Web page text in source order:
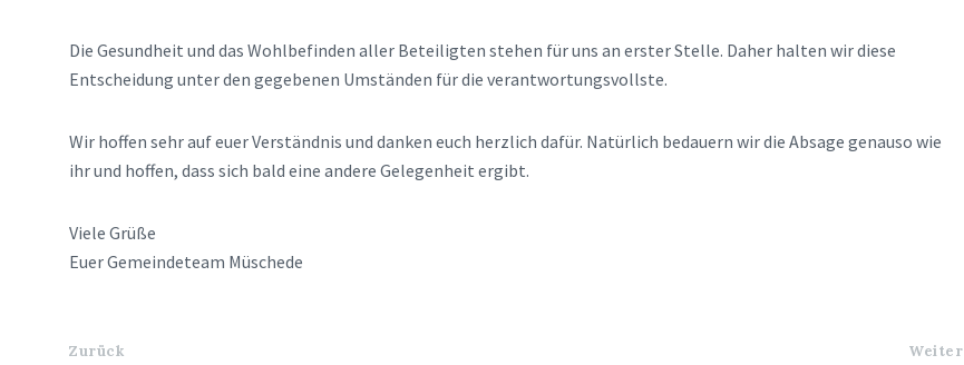
Die Gesundheit und das Wohlbefinden aller Beteiligten stehen für uns an erster Stelle. Daher halten wir diese
Entscheidung unter den gegebenen Umständen für die verantwortungsvollste.
Wir hoffen sehr auf euer Verständnis und danken euch herzlich dafür. Natürlich bedauern wir die Absage genauso wie
ihr und hoffen, dass sich bald eine andere Gelegenheit ergibt.
Viele Grüße
Euer Gemeindeteam Müschede
Zurück Weiter